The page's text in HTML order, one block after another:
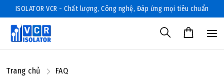
ISOLATOR VCR - Chất lượng, Công nghệ, Đáp ứng mọi tiêu chuẩn
Trang chủ FAQ